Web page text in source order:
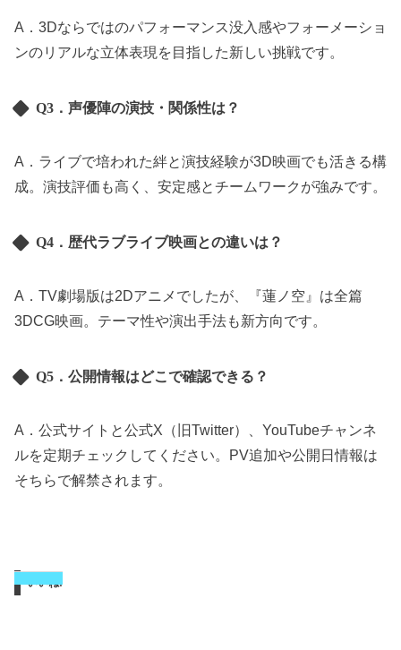
A．3Dならではのパフォーマンス没入感やフォーメーショ
ンのリアルな立体表現を目指した新しい挑戦です。
Q3．声優陣の演技・関係性は？
A．ライブで培われた絆と演技経験が3D映画でも活きる構
成。演技評価も高く、安定感とチームワークが強みです。
Q4．歴代ラブライブ映画との違いは？
A．TV劇場版は2Dアニメでしたが、『蓮ノ空』は全篇
3DCG映画。テーマ性や演出手法も新方向です。
Q5．公開情報はどこで確認できる？
A．公式サイトと公式X（旧Twitter）、YouTubeチャンネ
ルを定期チェックしてください。PV追加や公開日情報は
そちらで解禁されます。
いいね: